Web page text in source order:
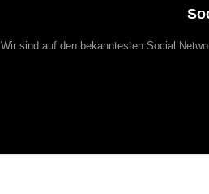
Wir sind auf den bekanntesten Social